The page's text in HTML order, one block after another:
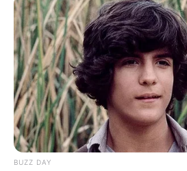
BUZZ DAY